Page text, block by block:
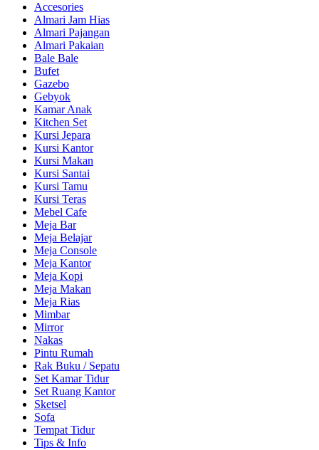
Accesories
Almari Jam Hias
Almari Pajangan
Almari Pakaian
Bale Bale
Bufet
Gazebo
Gebyok
Kamar Anak
Kitchen Set
Kursi Jepara
Kursi Kantor
Kursi Makan
Kursi Santai
Kursi Tamu
Kursi Teras
Mebel Cafe
Meja Bar
Meja Belajar
Meja Console
Meja Kantor
Meja Kopi
Meja Makan
Meja Rias
Mimbar
Mirror
Nakas
Pintu Rumah
Rak Buku / Sepatu
Set Kamar Tidur
Set Ruang Kantor
Sketsel
Sofa
Tempat Tidur
Tips & Info